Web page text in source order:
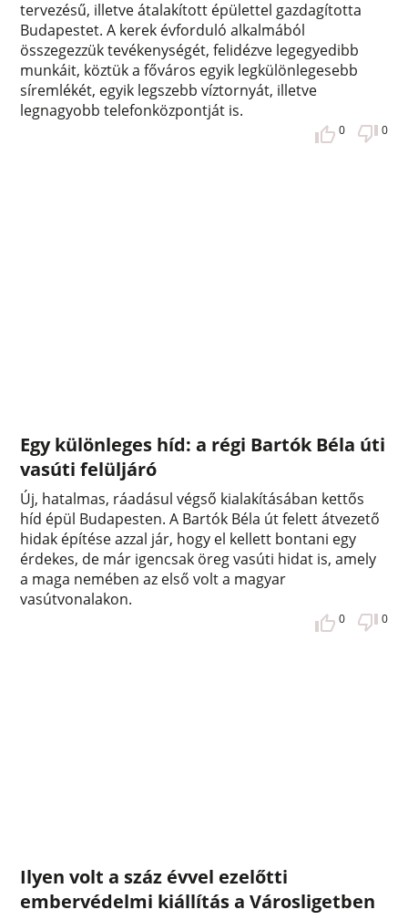
tervezésű, illetve átalakított épülettel gazdagította
Budapestet. A kerek évforduló alkalmából
összegezzük tevékenységét, felidézve legegyedibb
munkáit, köztük a főváros egyik legkülönlegesebb
síremlékét, egyik legszebb víztornyát, illetve
legnagyobb telefonközpontját is.
0 0
Egy különleges híd: a régi Bartók Béla úti
vasúti felüljáró
Új, hatalmas, ráadásul végső kialakításában kettős
híd épül Budapesten. A Bartók Béla út felett átvezető
hidak építése azzal jár, hogy el kellett bontani egy
érdekes, de már igencsak öreg vasúti hidat is, amely
a maga nemében az első volt a magyar
vasútvonalakon.
0 0
Ilyen volt a száz évvel ezelőtti
embervédelmi kiállítás a Városligetben